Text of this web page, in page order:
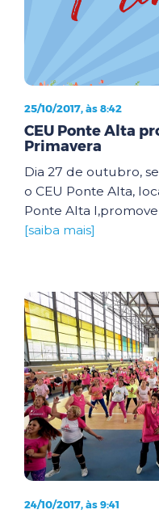
25/10/2017, às 8:42
CEU Ponte Alta
Primavera
Dia 27 de outubro,
o CEU Ponte Alta,
Ponte Alta I,promove
[saiba mais]
24/10/2017, às 9:41